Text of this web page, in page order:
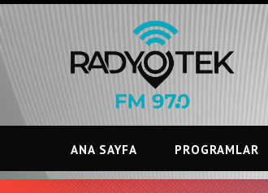
Skip
to
content
ANA SAYFA PROGRAMLAR